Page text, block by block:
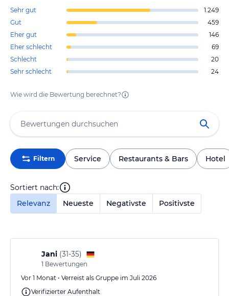
Sehr gut
1.249
Gut
459
Eher gut
146
Eher schlecht
69
Schlecht
20
Sehr schlecht
24
Wie wird die Bewertung berechnet?
Filtern Service Restaurants & Bars Hotel
Sortiert nach:
Relevanz
Neueste Negativste Positivste
Jani (31-35)
1 Bewertungen
Vor 1 Monat • Verreist als Gruppe im Juli 2026
Verifizierter Aufenthalt